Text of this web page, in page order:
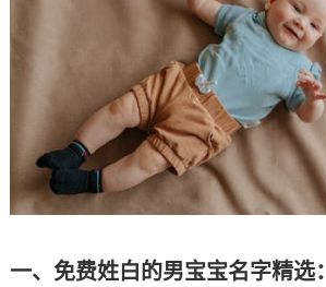
一、免费姓白的男宝宝名字精选：